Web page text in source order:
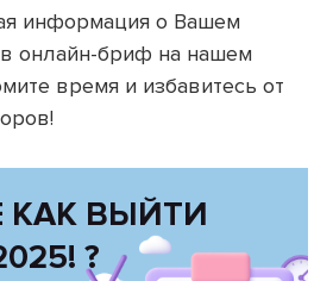
информация о Вашем
онлайн-бриф на нашем
время и избавитесь от
КАК ВЫЙТИ
?